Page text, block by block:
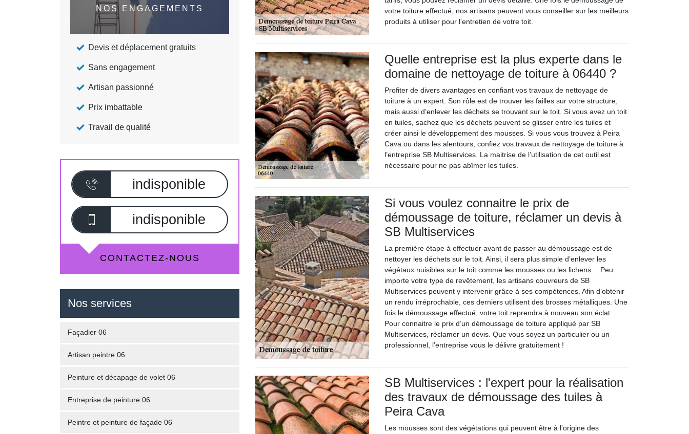
NOS ENGAGEMENTS
Devis et déplacement gratuits
Sans engagement
Artisan passionné
Prix imbattable
Travail de qualité
indisponible
indisponible
CONTACTEZ-NOUS
Nos services
Façadier 06
Artisan peintre 06
Peinture et décapage de volet 06
Entreprise de peinture 06
Peintre et peinture de façade 06
votre toiture effectué, nos artisans peuvent vous conseiller sur les meilleurs
produits à utiliser pour l'entretien de votre toit.
Quelle entreprise est la plus experte dans le
domaine de nettoyage de toiture à 06440 ?
Profiter de divers avantages en confiant vos travaux de nettoyage de
toiture à un expert. Son rôle est de trouver les failles sur votre structure,
mais aussi d’enlever les déchets se trouvant sur le toit. Si vous avez un toit
en tuiles, sachez que les déchets peuvent se glisser entre les tuiles et
créer ainsi le développement des mousses. Si vous vous trouvez à Peira
Cava ou dans les alentours, confiez vos travaux de nettoyage de toiture à
l’entreprise SB Multiservices. La maitrise de l’utilisation de cet outil est
nécessaire pour ne pas abîmer les tuiles.
Si vous voulez connaitre le prix de
démoussage de toiture, réclamer un devis à
SB Multiservices
La première étape à effectuer avant de passer au démoussage est de
nettoyer les déchets sur le toit. Ainsi, il sera plus simple d’enlever les
végétaux nuisibles sur le toit comme les mousses ou les lichens… Peu
importe votre type de revêtement, les artisans couvreurs de SB
Multiservices peuvent y intervenir grâce à ses compétences. Afin d’obtenir
un rendu irréprochable, ces derniers utilisent des brosses métalliques. Une
fois le démoussage effectué, votre toit reprendra à nouveau son éclat.
Pour connaitre le prix d’un démoussage de toiture appliqué par SB
Multiservices, réclamer un devis. Que vous soyez un particulier ou un
professionnel, l’entreprise vous le délivre gratuitement !
SB Multiservices : l'expert pour la réalisation
des travaux de démoussage des tuiles à
Peira Cava
Les mousses sont des végétations qui peuvent être à l'origine des